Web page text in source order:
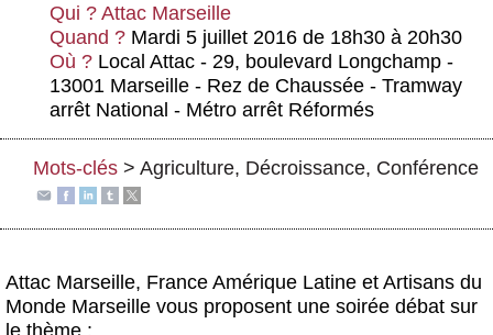
Publications
Agenda
Actus et médias
Boutique
Qui ? Attac Marseille
Quand ? Mardi 5 juillet 2016 de 18h30 à 20h30
Où ? Local Attac - 29, boulevard Longchamp -
13001 Marseille - Rez de Chaussée - Tramway
arrêt National - Métro arrêt Réformés
Mots-clés > Agriculture, Décroissance, Conférence
Attac Marseille, France Amérique Latine et Artisans du
Monde Marseille vous proposent une soirée débat sur
le thème :